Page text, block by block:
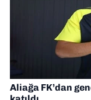
Aliağa FK’dan